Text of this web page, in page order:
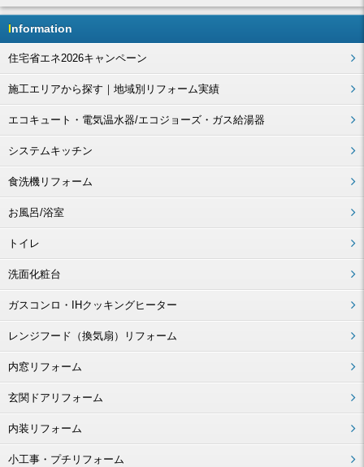
Information
住宅省エネ2026キャンペーン
施工エリアから探す｜地域別リフォーム実績
エコキュート・電気温水器/エコジョーズ・ガス給湯器
システムキッチン
食洗機リフォーム
お風呂/浴室
トイレ
洗面化粧台
ガスコンロ・IHクッキングヒーター
レンジフード（換気扇）リフォーム
内窓リフォーム
玄関ドアリフォーム
内装リフォーム
小工事・プチリフォーム